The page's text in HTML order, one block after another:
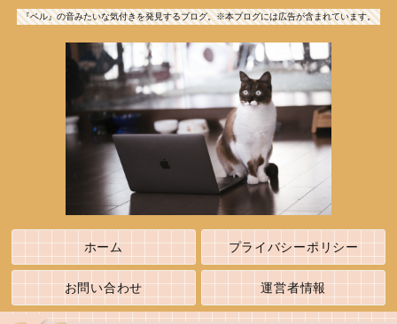
『ベル』の音みたいな気付きを発見するブログ。※本ブログには広告が含まれています。
ホーム プライバシーポリシー
お問い合わせ 運営者情報